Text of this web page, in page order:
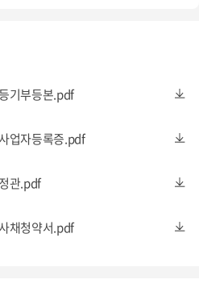
한 사항은 첨부되는 '사채청약서' 파일을
기부등본.pdf
업자등록증.pdf
관.pdf
채청약서.pdf